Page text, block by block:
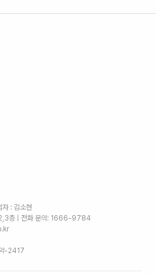
자 : 김소현
층 | 전화 문의: 1666-9784
-2417